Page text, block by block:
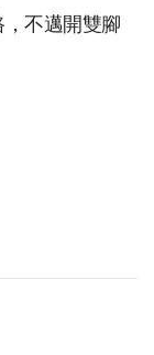
不邁開雙腳